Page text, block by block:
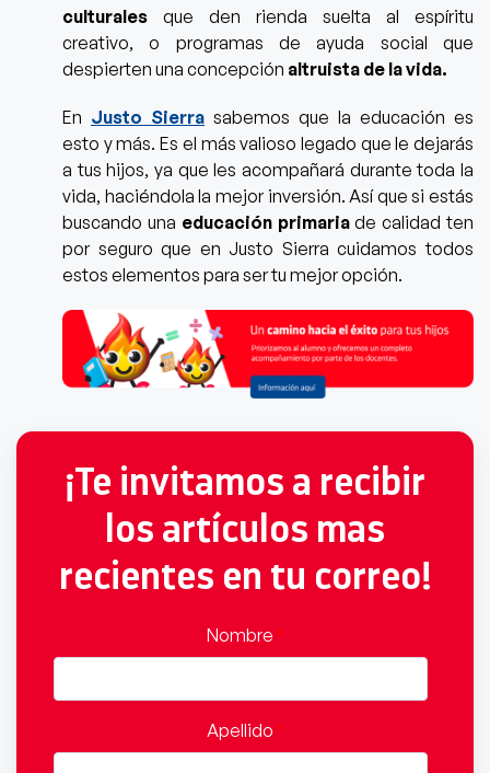
culturales que den rienda suelta al espíritu
creativo, o programas de ayuda social que
despierten una concepción altruista de la vida.
En Justo Sierra sabemos que la educación es
esto y más. Es el más valioso legado que le dejarás
a tus hijos, ya que les acompañará durante toda la
vida, haciéndola la mejor inversión. Así que si estás
buscando una educación primariade calidad ten
por seguro que en Justo Sierra cuidamos todos
estos elementos para ser tu mejor opción.
¡Te invitamos a recibir
los artículos mas
recientes en tu correo!
Nombre*
Apellido*